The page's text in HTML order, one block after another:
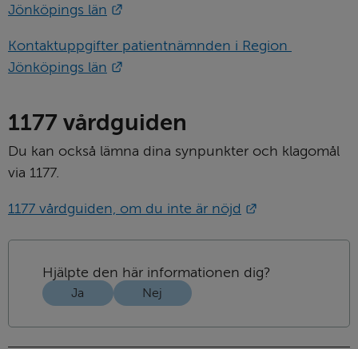
Jönköpings län
Kontaktuppgifter patientnämnden i Region
Jönköpings län
1177 vårdguiden
Du kan också lämna dina synpunkter och klagomål
via 1177.
1177 vårdguiden, om du inte är nöjd
Hjälpte den här informationen dig?
Ja Nej